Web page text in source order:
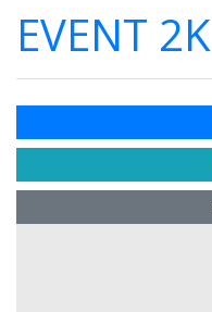
EVENT 2K